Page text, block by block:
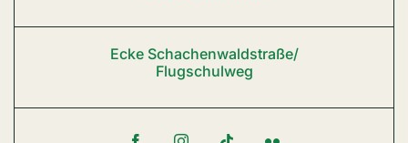
Ecke Schachenwaldstraße/
Flugschulweg